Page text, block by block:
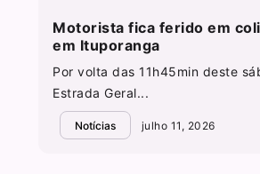
Motorista fica ferido em
em Ituporanga
Por volta das 11h45min deste
Estrada Geral...
Notícias julho 11, 2026